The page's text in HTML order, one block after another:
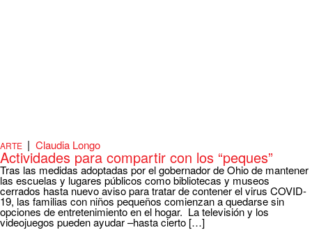
ARTE | Claudia Longo
Actividades para compartir con los “peques”
Tras las medidas adoptadas por el gobernador de Ohio de mantener
las escuelas y lugares públicos como bibliotecas y museos
cerrados hasta nuevo aviso para tratar de contener el virus COVID-
19, las familias con niños pequeños comienzan a quedarse sin
opciones de entretenimiento en el hogar. La televisión y los
videojuegos pueden ayudar –hasta cierto […]